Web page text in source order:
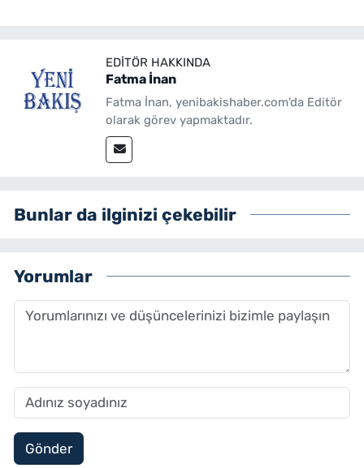
EDITÖR HAKKINDA
Fatma İnan
Fatma İnan, yenibakishaber.com'da Editör
olarak görev yapmaktadır.
Bunlar da ilginizi çekebilir
Yorumlar
Gönder